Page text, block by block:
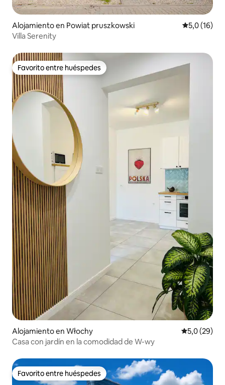
Alojamiento en Powiat pruszkowski Calificación
5,0 (16)
Villa Serenity
Favorito entre huéspedes
Favorito entre huéspedes
Alojamiento en Włochy Calificación
5,0 (29)
Casa con jardín en la comodidad de W-wy
Favorito entre huéspedes
Favorito entre huéspedes